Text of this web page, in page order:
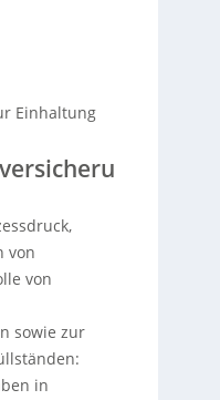
Einhaltung
von
von
sowie zur
in